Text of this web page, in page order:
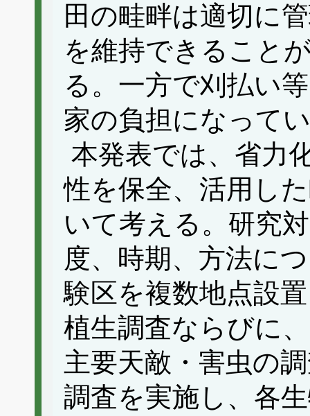
田の畦畔は適切に
を維持できること
る。一方で刈払い
家の負担になって
本発表では、省力
性を保全、活用し
いて考える。研究
度、時期、方法に
験区を複数地点設
植生調査ならびに
主要天敵・害虫の
調査を実施し、各